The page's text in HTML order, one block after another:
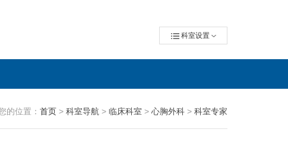
科室设置
的位置： 首页 > 科室导航 > 临床科室 > 心胸外科 > 科室专家